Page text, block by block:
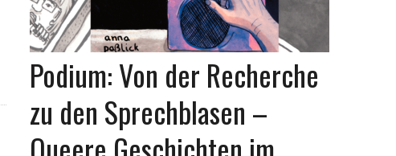
Podium: Von der Recherche
zu den Sprechblasen –